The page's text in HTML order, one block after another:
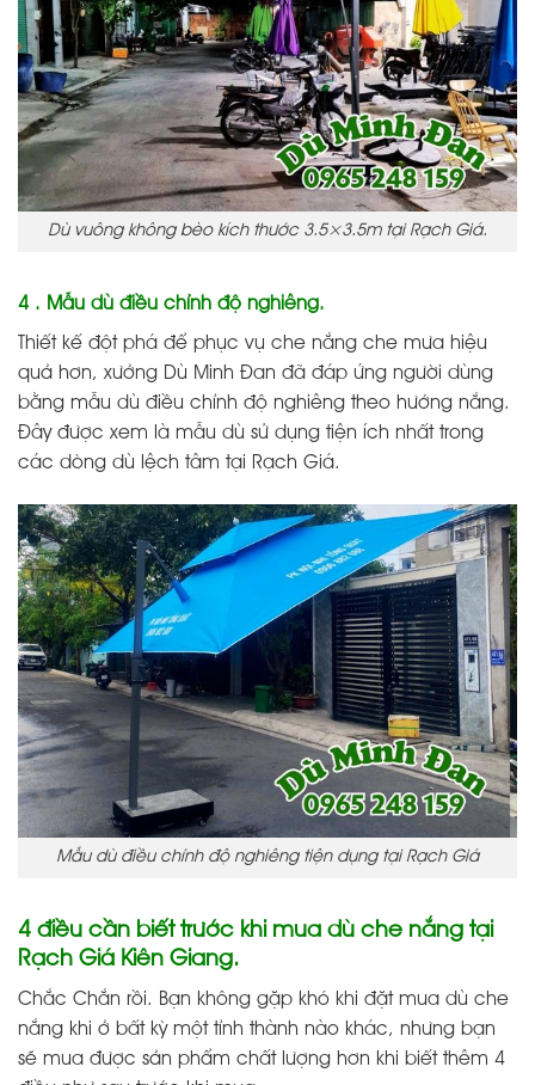
Dù vuông không bèo kích thước 3.5×3.5m tại Rạch Giá.
4 . Mẫu dù điều chỉnh độ nghiêng.
Thiết kế đột phá để phục vụ che nắng che mưa hiệu
quả hơn, xưởng Dù Minh Đan đã đáp ứng người dùng
bằng mẫu dù điều chỉnh độ nghiêng theo hướng nắng.
Đây được xem là mẫu dù sử dụng tiện ích nhất trong
các dòng dù lệch tâm tại Rạch Giá.
Mẫu dù điều chỉnh độ nghiêng tiện dụng tại Rạch Giá
4 điều cần biết trước khi mua dù che nắng tại
Rạch Giá Kiên Giang.
Chắc Chắn rồi. Bạn không gặp khó khi đặt mua dù che
nắng khi ở bất kỳ một tỉnh thành nào khác, nhưng bạn
sẽ mua được sản phẩm chất lượng hơn khi biết thêm 4